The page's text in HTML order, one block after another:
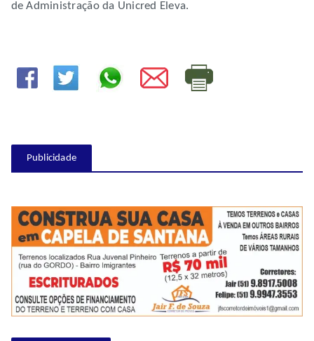
de Administração da Unicred Eleva.
Publicidade